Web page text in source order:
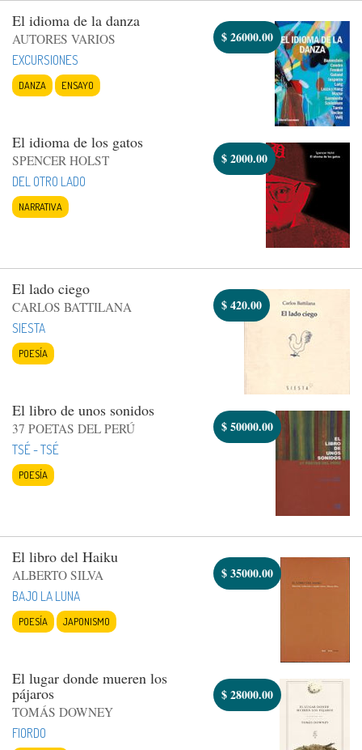
El idioma de la danza
AUTORES VARIOS
EXCURSIONES
DANZA ENSAYO
$26000.00
El idioma de los gatos
SPENCER HOLST
DEL OTRO LADO
NARRATIVA
$2000.00
El lado ciego
CARLOS BATTILANA
SIESTA
POESÍA
$420.00
El libro de unos sonidos
37 POETAS DEL PERÚ
TSÉ - TSÉ
POESÍA
$50000.00
El libro del Haiku
ALBERTO SILVA
BAJO LA LUNA
POESÍA JAPONISMO
$35000.00
El lugar donde mueren los
pájaros
TOMÁS DOWNEY
FIORDO
$28000.00